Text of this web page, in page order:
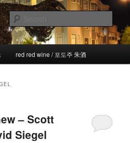
red red wine / 포도주 朱酒
– Scott
Siegel